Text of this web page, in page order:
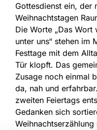
Gottesdienst ein, der
Weihnachtstagen
Die Worte „Das
unter uns“ stehen im
Festtage mit dem
Tür klopft. Das
Zusage noch einmal
da, nah und
zweiten Feiertags
Gedanken sich